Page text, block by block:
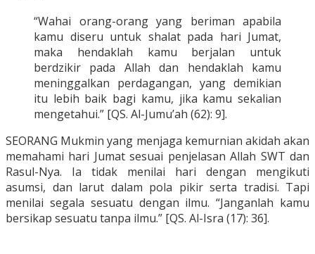
“Wahai orang-orang yang beriman apabila
kamu diseru untuk shalat pada hari Jumat,
maka hendaklah kamu berjalan untuk
berdzikir pada Allah dan hendaklah kamu
meninggalkan perdagangan, yang demikian
itu lebih baik bagi kamu, jika kamu sekalian
mengetahui.” [QS. Al-Jumu’ah (62): 9].
SEORANG Mukmin yang menjaga kemurnian akidah akan
memahami hari Jumat sesuai penjelasan Allah SWT dan
Rasul-Nya. Ia tidak menilai hari dengan mengikuti
asumsi, dan larut dalam pola pikir serta tradisi. Tapi
menilai segala sesuatu dengan ilmu. “Janganlah kamu
bersikap sesuatu tanpa ilmu.” [QS. Al-Isra (17): 36].